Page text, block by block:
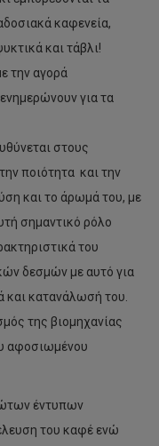
καφενεία,
και τάβλι!
την αγορά
για τα
στους
ποιότητα και την
και το άρωμά του, με
σημαντικό ρόλο
του
δεσμών με αυτό για
και κατανάλωσή του.
της βιομηχανίας
αφοσιωμένου
έντυπων
του καφέ ενώ